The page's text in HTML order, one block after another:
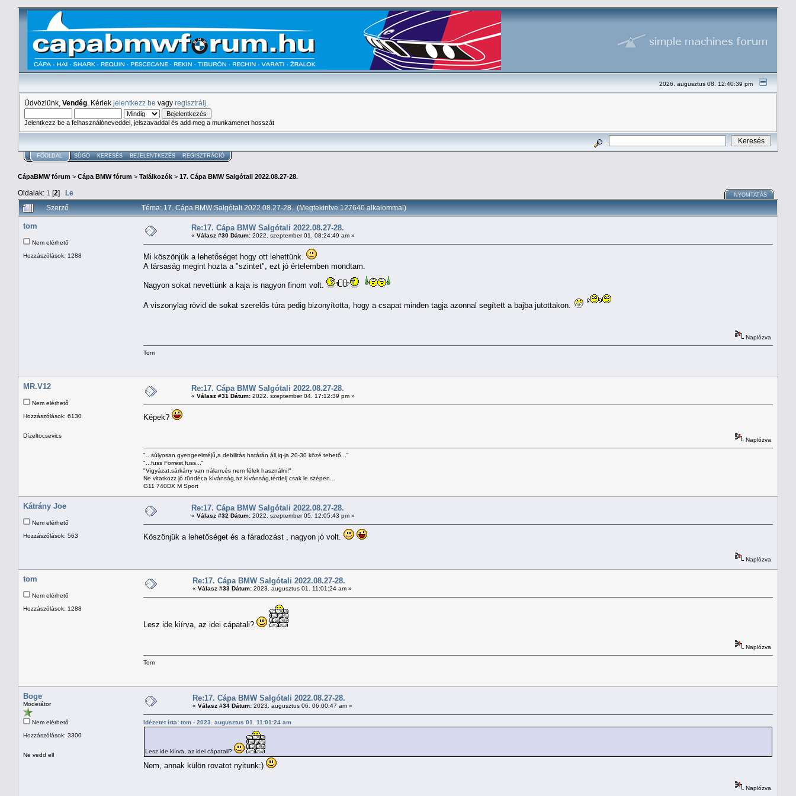
2026. augusztus 08. 12:40:39 pm
Üdvözlünk, Vendég . Kérlek jelentkezz be vagy regisztrálj
Jelentkezz be a felhasználóneveddel, jelszavaddal és add meg a munkamenet hosszát
FŐOLDAL SÚGÓ KERESÉS BEJELENTKEZÉS REGISZTRÁCIÓ
CápaBMW fórum > Cápa BMW fórum > Találkozók > 17. Cápa BMW Salgótali 2022.08.27-28.
Oldalak: 1 [2] Le NYOMTATÁS
Szerző Téma: 17. Cápa BMW Salgótali 2022.08.27-28. (Megtekintve 127640 alkalommal)
tom
Nem elérhető
Hozzászólások: 1288
Re:17. Cápa BMW Salgótali 2022.08.27-28.
« Válasz #30 Dátum: 2022. szeptember 01. 08:24:49 am »
Mi köszönjük a lehetőséget hogy ott lehettünk.
A társaság megint hozta a "szintet", ezt jó értelemben mondtam.
Nagyon sokat nevettünk a kaja is nagyon finom volt.
A viszonylag rövid de sokat szerelős túra pedig bizonyította, hogy a csapat minden tagja azonnal segített a bajba jutottakon.
Naplózva
Tom
MR.V12
Nem elérhető
Hozzászólások: 6130
Dízeltocsevics
Re:17. Cápa BMW Salgótali 2022.08.27-28.
« Válasz #31 Dátum: 2022. szeptember 04. 17:12:39 pm »
Képek?
Naplózva
"...súlyosan gyengeelméjű,a debilitás határán áll,iq-ja 20-30 közé tehető..."
"...fuss Forrest,fuss..."
"Vigyázat,sárkány van nálam,és nem félek használni!"
Ne vitatkozz jó tündér,a kívánság,az kívánság,térdelj csak le szépen...
G11 740DX M Sport
Kátrány Joe
Nem elérhető
Hozzászólások: 563
Re:17. Cápa BMW Salgótali 2022.08.27-28.
« Válasz #32 Dátum: 2022. szeptember 05. 12:05:43 pm »
Köszönjük a lehetőséget és a fáradozást , nagyon jó volt.
Naplózva
tom
Nem elérhető
Hozzászólások: 1288
Re:17. Cápa BMW Salgótali 2022.08.27-28.
« Válasz #33 Dátum: 2023. augusztus 01. 11:01:24 am »
Lesz ide kiírva, az idei cápatali?
Naplózva
Tom
Boge
Moderátor
Nem elérhető
Hozzászólások: 3300
Ne vedd el!
Re:17. Cápa BMW Salgótali 2022.08.27-28.
« Válasz #34 Dátum: 2023. augusztus 06. 06:00:47 am »
Idézetet írta: tom - 2023. augusztus 01. 11:01:24 am
Lesz ide kiírva, az idei cápatali?
Nem, annak külön rovatot nyitunk:)
Naplózva